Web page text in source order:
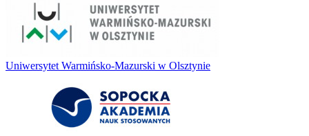
Uniwersytet Warmińsko-Mazurski w Olsztynie